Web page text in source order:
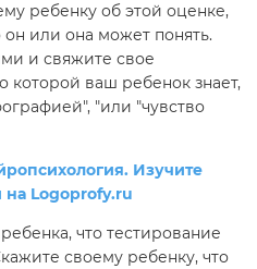
ребенку об этой оценке,
он или она может понять.
и свяжите свое
которой ваш ребенок знает,
"или "чувство
Изучите
Logoprofy.ru
что тестирование
своему ребенку, что